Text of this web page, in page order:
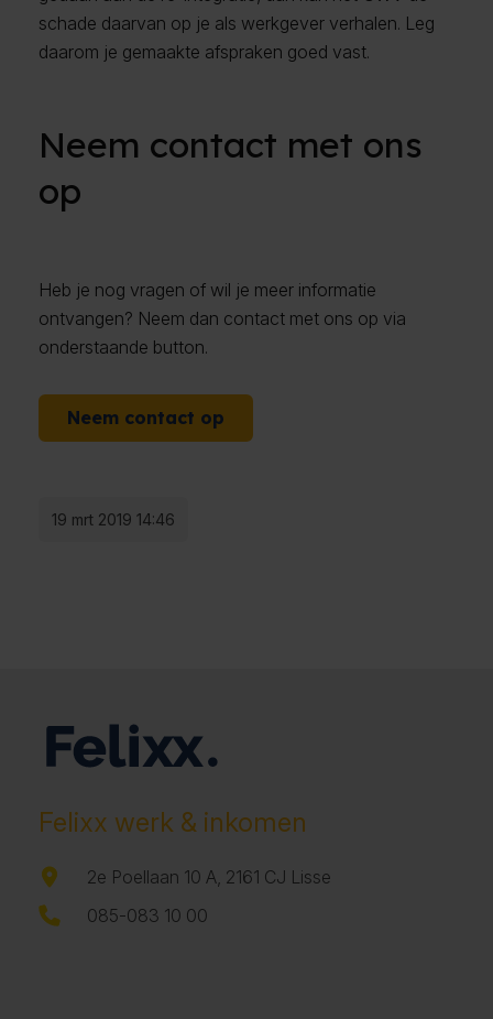
schade daarvan op je als werkgever verhalen. Leg
daarom je gemaakte afspraken goed vast.
Neem contact met ons
op
Heb je nog vragen of wil je meer informatie
ontvangen? Neem dan contact met ons op via
onderstaande button.
Neem contact op
19 mrt 2019 14:46
Felixx werk & inkomen
2e Poellaan 10 A, 2161 CJ Lisse
085-083 10 00